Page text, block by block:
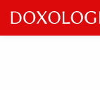
Skip
to
main